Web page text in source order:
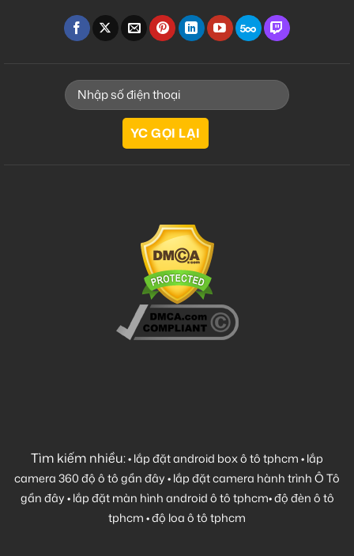
Tìm kiếm nhiều:•lắp đặt android box ô tô tphcm•lắp
camera 360 độ ô tô gần đây•lắp đặt camera hành trình Ô Tô
gần đây•lắp đặt màn hình android ô tô tphcm•độ đèn ô tô
tphcm•độ loa ô tô tphcm